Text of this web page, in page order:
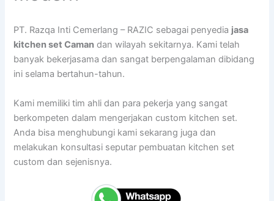
PT. Razqa Inti Cemerlang – RAZIC sebagai penyedia jasa
kitchen set Caman dan wilayah sekitarnya. Kami telah
banyak bekerjasama dan sangat berpengalaman dibidang
ini selama bertahun-tahun.
Kami memiliki tim ahli dan para pekerja yang sangat
berkompeten dalam mengerjakan custom kitchen set.
Anda bisa menghubungi kami sekarang juga dan
melakukan konsultasi seputar pembuatan kitchen set
custom dan sejenisnya.